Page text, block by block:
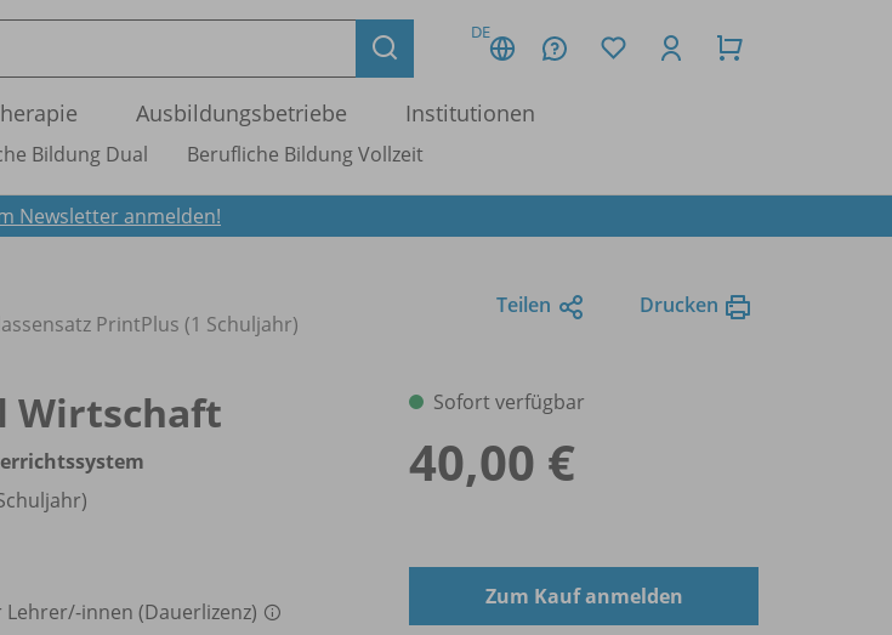
DE
Ausbildungsbetriebe Institutionen
Bildung Dual Berufliche Bildung Vollzeit
Newsletter anmelden!
PrintPlus (1 Schuljahr)
Teilen Drucken
Wirtschaft
Lehrer/-innen (Dauerlizenz)
Sofort verfügbar
40,00 €
Zum Kauf anmelden